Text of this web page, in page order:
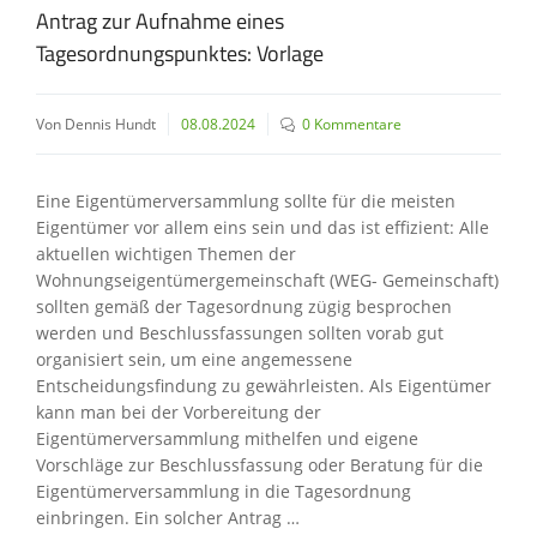
Antrag zur Aufnahme eines
Tagesordnungspunktes: Vorlage
Von Dennis Hundt 08.08.2024 0 Kommentare
Eine Eigentümerversammlung sollte für die meisten
Eigentümer vor allem eins sein und das ist effizient: Alle
aktuellen wichtigen Themen der
Wohnungseigentümergemeinschaft (WEG- Gemeinschaft)
sollten gemäß der Tagesordnung zügig besprochen
werden und Beschlussfassungen sollten vorab gut
organisiert sein, um eine angemessene
Entscheidungsfindung zu gewährleisten. Als Eigentümer
kann man bei der Vorbereitung der
Eigentümerversammlung mithelfen und eigene
Vorschläge zur Beschlussfassung oder Beratung für die
Eigentümerversammlung in die Tagesordnung
einbringen. Ein solcher Antrag …